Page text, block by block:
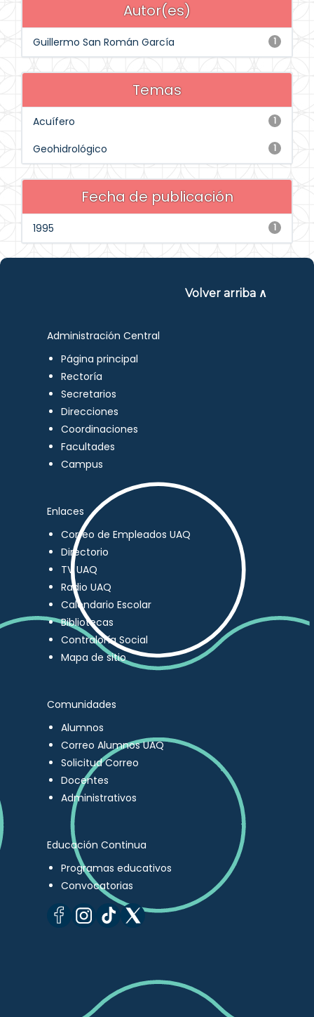
Autor(es)
1
Guillermo San Román García
Temas
1
Acuífero
1
Geohidrológico
Fecha de publicación
1
1995
Volver arriba ∧
Administración Central
Página principal
Rectoría
Secretarios
Direcciones
Coordinaciones
Facultades
Campus
Enlaces
Correo de Empleados UAQ
Directorio
TV UAQ
Radio UAQ
Calendario Escolar
Bibliotecas
Contraloría Social
Mapa de sitio
Comunidades
Alumnos
Correo Alumnos UAQ
Solicitud Correo
Docentes
Administrativos
Educación Continua
Programas educativos
Convocatorias